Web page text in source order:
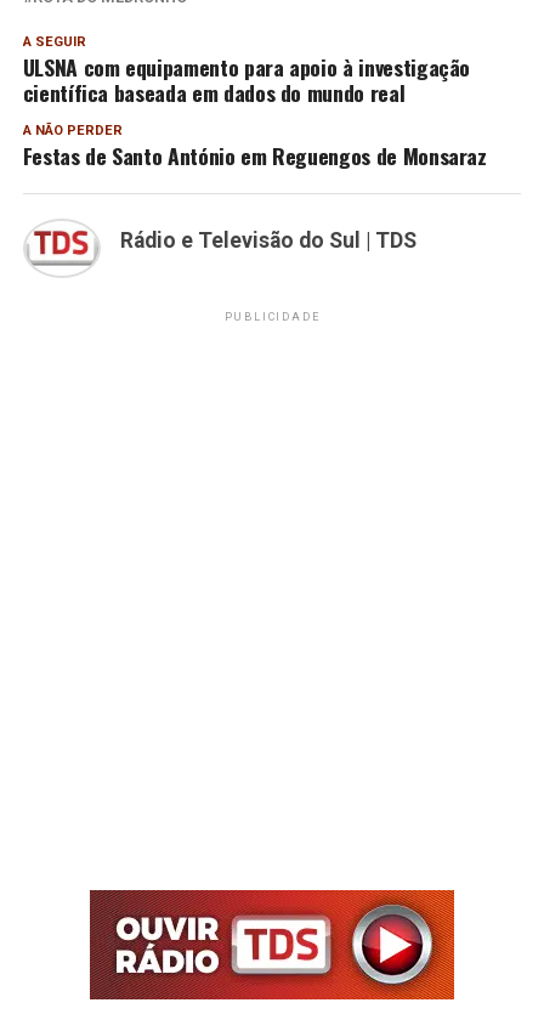
A SEGUIR
ULSNA com equipamento para apoio à investigação
científica baseada em dados do mundo real
A NÃO PERDER
Festas de Santo António em Reguengos de Monsaraz
Rádio e Televisão do Sul | TDS
PUBLICIDADE